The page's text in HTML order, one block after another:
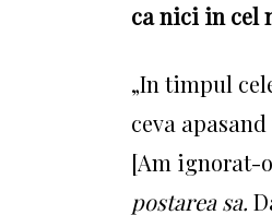
ca nici in cel
„In timpul
ceva
[Am ignorat-
postarea sa.